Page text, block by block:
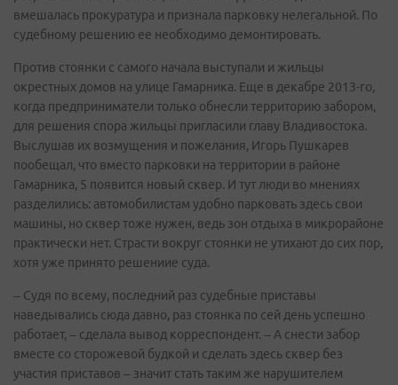
вмешалась прокуратура и признала парковку нелегальной. По
судебному решению ее необходимо демонтировать.
Против стоянки с самого начала выступали и жильцы
окрестных домов на улице Гамарника. Еще в декабре 2013-го,
когда предприниматели только обнесли территорию забором,
для решения спора жильцы пригласили главу Владивостока.
Выслушав их возмущения и пожелания, Игорь Пушкарев
пообещал, что вместо парковки на территории в районе
Гамарника, 5 появится новый сквер. И тут люди во мнениях
разделились: автомобилистам удобно парковать здесь свои
машины, но сквер тоже нужен, ведь зон отдыха в микрорайоне
практически нет. Страсти вокруг стоянки не утихают до сих пор,
хотя уже принято решениие суда.
– Судя по всему, последний раз судебные приставы
наведывались сюда давно, раз стоянка по сей день успешно
работает, – сделала вывод корреспондент. – А снести забор
вместе со сторожевой будкой и сделать здесь сквер без
участия приставов – значит стать таким же нарушителем